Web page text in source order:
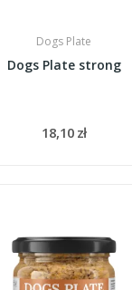
Dogs Plate
Dogs Plate strong
18,10 zł